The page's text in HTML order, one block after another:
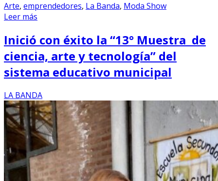
Arte, emprendedores, La Banda, Moda Show
Leer más
Inició con éxito la “13° Muestra de
ciencia, arte y tecnología” del
sistema educativo municipal
LA BANDA